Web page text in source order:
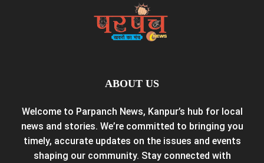
ABOUT US
Welcome to Parpanch News, Kanpur’s hub for local
news and stories. We’re committed to bringing you
timely, accurate updates on the issues and events
shaping our community. Stay connected with